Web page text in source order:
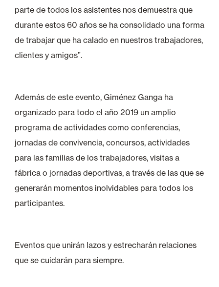
parte de todos los asistentes nos demuestra que
durante estos 60 años se ha consolidado una forma
de trabajar que ha calado en nuestros trabajadores,
clientes y amigos”.
Además de este evento, Giménez Ganga ha
organizado para todo el año 2019 un amplio
programa de actividades como conferencias,
jornadas de convivencia, concursos, actividades
para las familias de los trabajadores, visitas a
fábrica o jornadas deportivas, a través de las que se
generarán momentos inolvidables para todos los
participantes.
Eventos que unirán lazos y estrecharán relaciones
que se cuidarán para siempre.